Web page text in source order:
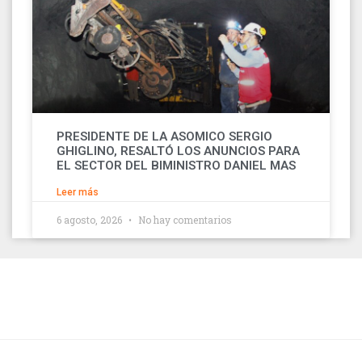
PRESIDENTE DE LA ASOMICO SERGIO
GHIGLINO, RESALTÓ LOS ANUNCIOS PARA
EL SECTOR DEL BIMINISTRO DANIEL MAS
Leer más
6 agosto, 2026 No hay comentarios